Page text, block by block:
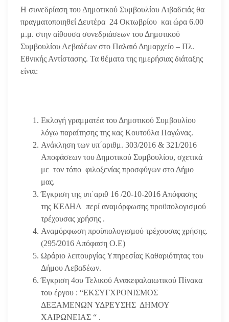
Η συνεδρίαση του Δημοτικού Συμβουλίου Λιβαδειάς θα
πραγματοποιηθεί Δευτέρα 24 Οκτωβρίου και ώρα 6.00
μ.μ. στην αίθουσα συνεδριάσεων του Δημοτικού
Συμβουλίου Λεβαδέων στο Παλαιό Δημαρχείο – Πλ.
Εθνικής Αντίστασης. Τα θέματα της ημερήσιας διάταξης
είναι:
Εκλογή γραμματέα του Δημοτικού Συμβουλίου
λόγω παραίτησης της κας Κουτούλα Παγώνας.
Ανάκληση των υπ΄αριθμ. 303/2016 & 321/2016
Αποφάσεων του Δημοτικού Συμβουλίου, σχετικά
με τον τόπο φιλοξενίας προσφύγων στο Δήμο
μας.
Έγκριση της υπ΄αριθ 16 /20-10-2016 Απόφασης
της ΚΕΔΗΛ περί αναμόρφωσης προϋπολογισμού
τρέχουσας χρήσης .
Αναμόρφωση προϋπολογισμού τρέχουσας χρήσης.
(295/2016 Απόφαση Ο.Ε)
Ωράριο λειτουργίας Υπηρεσίας Καθαριότητας του
Δήμου Λεβαδέων.
Έγκριση 4ου Τελικού Ανακεφαλαιωτικού Πίνακα
του έργου : “ΕΚΣΥΓΧΡΟΝΙΣΜΟΣ
ΔΕΞΑΜΕΝΩΝ ΥΔΡΕΥΣΗΣ ΔΗΜΟΥ
ΧΑΙΡΩΝΕΙΑΣ “ .